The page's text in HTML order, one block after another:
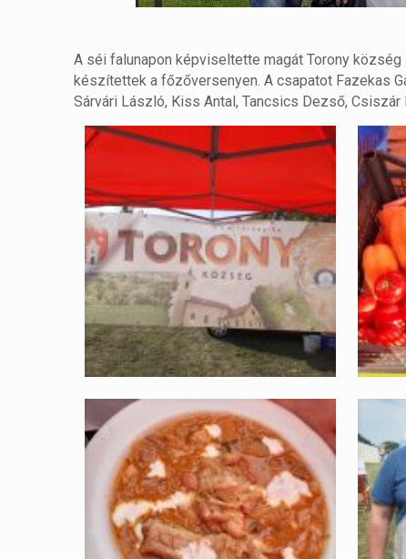
A séi falunapon képviseltette magát Torony
készítettek a főzőversenyen. A csapatot Fazekas
Sárvári László, Kiss Antal, Tancsics Dezső,